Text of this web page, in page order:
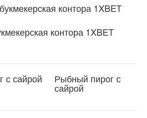
контора 1XBET
Рыбный пирог с
сайрой